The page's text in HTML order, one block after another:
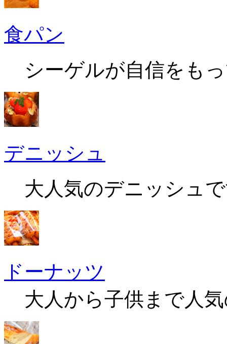
食パン
シーゲルが自信をも
デニッシュ
大人気のデニッシュ
ドーナッツ
大人から子供まで人